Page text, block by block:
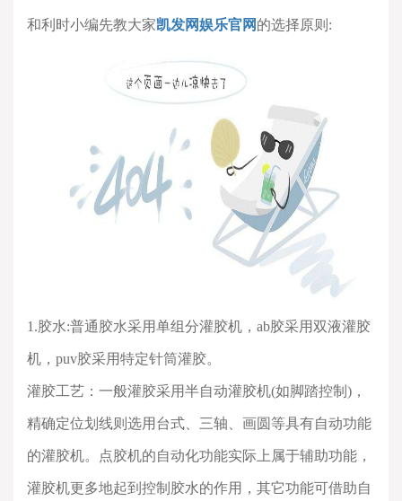
和利时小编先教大家凯发网娱乐官网 的选择原则 :
1.胶水:普通胶水采用单组分灌胶机， ab胶采用双液灌胶
机， puv胶采用特定针筒灌胶。
灌胶工艺：一般灌胶采用半自动灌胶机(如脚踏控制 ) ，
精确定位划线则选用台式、三轴、画圆等具有自动功能
的灌胶机。点胶机的自动化功能实际上属于辅助功能，
灌胶机更多地起到控制胶水的作用，其它功能可借助自